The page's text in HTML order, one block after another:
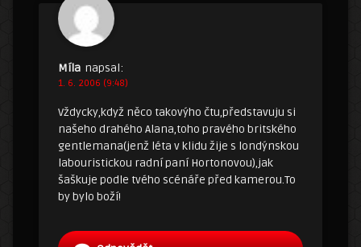
Míla napsal:
1. 6. 2006 (9:48)
Vždycky,když něco takovýho čtu,představuju si
našeho drahého Alana,toho pravého britského
gentlemana(jenž léta v klidu žije s londýnskou
labouristickou radní paní Hortonovou),jak
šaškuje podle tvého scénáře před kamerou.To
by bylo boží!